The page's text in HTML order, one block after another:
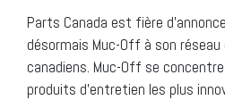
Parts Canada est fière
désormais Muc-Off à son
canadiens. Muc-Off se
produits d’entretien les plus